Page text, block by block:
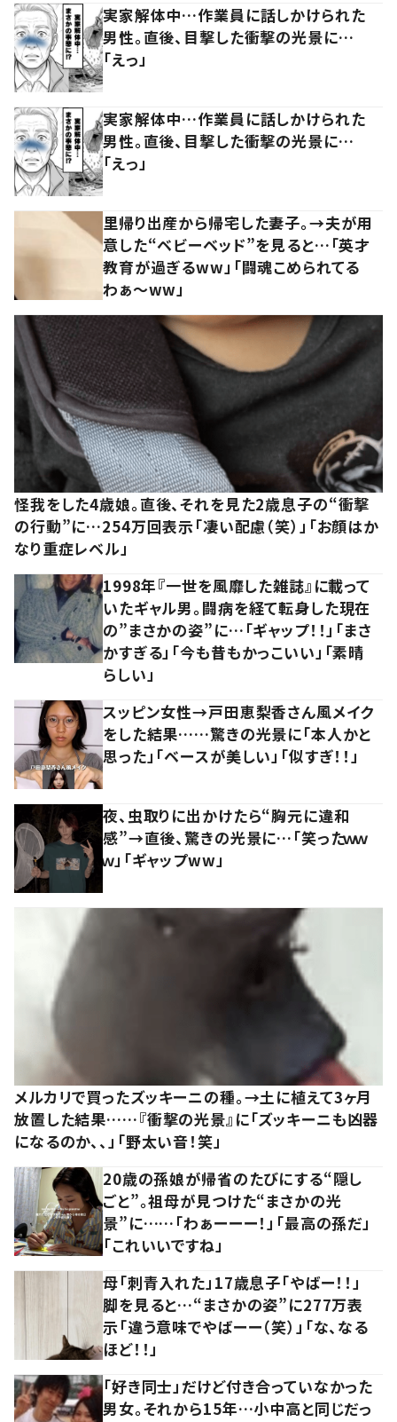
実家解体中…作業員に話しかけられた
男性。直後、目撃した衝撃の光景に…
「えっ」
実家解体中…作業員に話しかけられた
男性。直後、目撃した衝撃の光景に…
「えっ」
里帰り出産から帰宅した妻子。→夫が用
意した“ベビーベッド”を見ると…「英才
教育が過ぎるww」「闘魂こめられてる
わぁ～ww」
怪我をした4歳娘。直後、それを見た2歳息子の“衝撃
の行動”に…254万回表示「凄い配慮（笑）」「お顔はか
なり重症レベル」
1998年『一世を風靡した雑誌』に載って
いたギャル男。闘病を経て転身した現在
の”まさかの姿”に…「ギャップ！！」「まさ
かすぎる」「今も昔もかっこいい」「素晴
らしい」
スッピン女性→戸田恵梨香さん風メイク
をした結果……驚きの光景に「本人かと
思った」「ベースが美しい」「似すぎ！！」
夜、虫取りに出かけたら“胸元に違和
感”→直後、驚きの光景に…「笑ったｗｗ
ｗ」「ギャップww」
メルカリで買ったズッキーニの種。→土に植えて3ヶ月
放置した結果……『衝撃の光景』に「ズッキーニも凶器
になるのか、、」「野太い音！笑」
20歳の孫娘が帰省のたびにする“隠し
ごと”。祖母が見つけた“まさかの光
景”に……「わぁーーー！」「最高の孫だ」
「これいいですね」
母「刺青入れた」17歳息子「やばー！！」
脚を見ると…“まさかの姿”に277万表
示「違う意味でやばーー（笑）」「な、なる
ほど！！」
「好き同士」だけど付き合っていなかった
男女。それから15年…小中高と同じだっ